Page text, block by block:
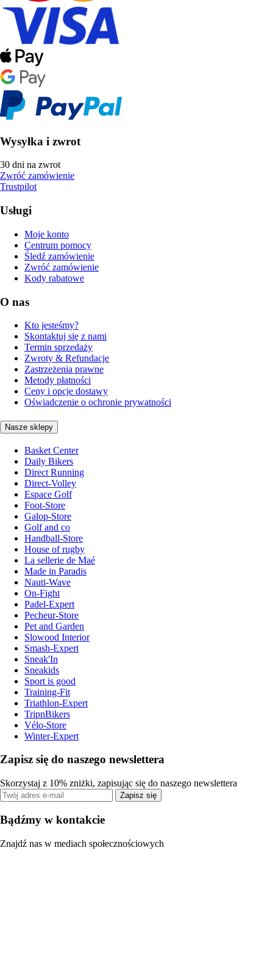
Wysyłka i zwrot
30 dni na zwrot
Zwróć zamówienie
Trustpilot
Usługi
Moje konto
Centrum pomocy
Śledź zamówienie
Zwróć zamówienie
Kody rabatowe
O nas
Kto jesteśmy?
Skontaktuj się z nami
Termin sprzedaży
Zwroty & Refundacje
Zastrzeżenia prawne
Metody płatności
Ceny i opcje dostawy
Oświadczenie o ochronie prywatności
Nasze sklepy
Basket Center
Daily Bikers
Direct Running
Direct-Volley
Espace Golf
Foot-Store
Galop-Store
Golf and co
Handball-Store
House of rugby
La sellerie de Maé
Made in Paradis
Nauti-Wave
On-Fight
Padel-Expert
Pecheur-Store
Pet and Garden
Slowood Interior
Smash-Expert
Sneak'In
Sneakids
Sport is good
Training-Fit
Triathlon-Expert
TripnBikers
Vélo-Store
Winter-Expert
Zapisz się do naszego newslettera
Skorzystaj z 10% zniżki, zapisując się do naszego newslettera
Zapisz się
Bądźmy w kontakcie
Znajdź nas w mediach społecznościowych